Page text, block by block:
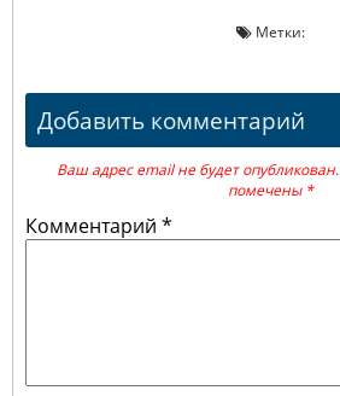
Метки:
Добавить комментарий
Ваш адрес email не будет опубликован.
помечены *
Комментарий *